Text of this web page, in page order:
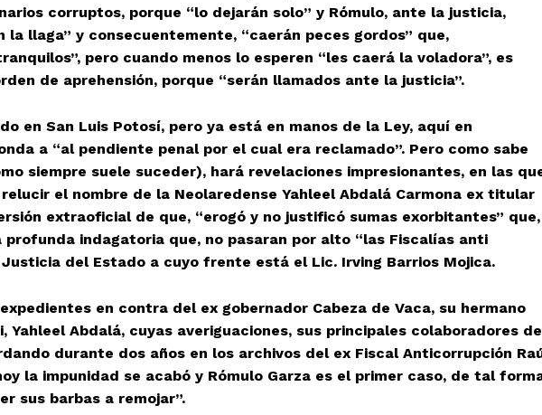
corruptos, porque “lo dejarán solo” y Rómulo, ante la justicia,
la llaga” y consecuentemente, “caerán peces gordos” que,
pero cuando menos lo esperen “les caerá la voladora”, es
de aprehensión, porque “serán llamados ante la justicia”.
en San Luis Potosí, pero ya está en manos de la Ley, aquí en
a “al pendiente penal por el cual era reclamado”. Pero como sabe
siempre suele suceder), hará revelaciones impresionantes, en las
el nombre de la Neolaredense Yahleel Abdalá Carmona ex titular
extraoficial de que, “erogó y no justificó sumas exorbitantes” que,
profunda indagatoria que, no pasaran por alto “las Fiscalías anti
del Estado a cuyo frente está el Lic. Irving Barrios Mojica.
expedientes en contra del ex gobernador Cabeza de Vaca, su hermano
Yahleel Abdalá, cuyas averiguaciones, sus principales colaboradores
durante dos años en los archivos del ex Fiscal Anticorrupción
la impunidad se acabó y Rómulo Garza es el primer caso, de tal
sus barbas a remojar”.